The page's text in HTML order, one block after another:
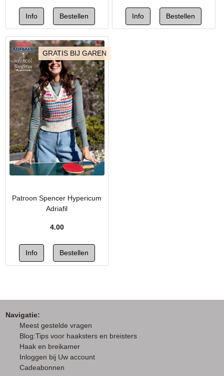
GRATIS BIJ GAREN
Patroon Spencer Hypericum
Adriafil
4.00
Navigatie:
Meest gestelde vragen
Blog:Tips voor haaksters en breisters
Haak en breikamer
Inloggen bij Uw account
Cadeabonnen